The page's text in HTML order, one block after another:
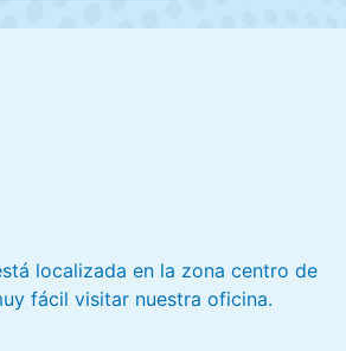
localizada en la zona centro de
fácil visitar nuestra oficina.